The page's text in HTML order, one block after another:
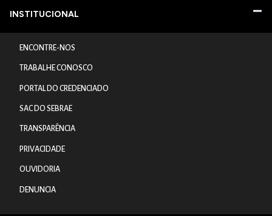
INSTITUCIONAL
ENCONTRE-NOS
TRABALHE CONOSCO
PORTAL DO CREDENCIADO
SAC DO SEBRAE
TRANSPARÊNCIA
PRIVACIDADE
OUVIDORIA
DENUNCIA